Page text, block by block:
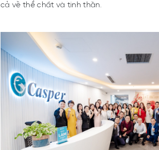
cả về thể chất và tinh thần.